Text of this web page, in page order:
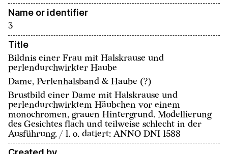
Name or identifier
3
Title
Bildnis einer Frau mit Halskrause und
perlendurchwirkter Haube
Dame, Perlenhalsband & Haube (?)
Brustbild einer Dame mit Halskrause und
perlendurchwirktem Häubchen vor einem
monochromen, grauen Hintergrund. Modellierung
des Gesichtes flach und teilweise schlecht in der
Ausführung. / l. o. datiert: ANNO DNI 1588